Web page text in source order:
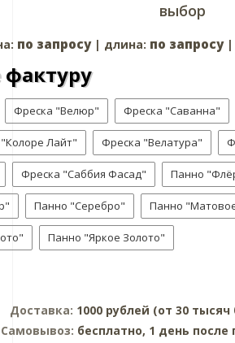
выбор
по запросу| длина: по запросу|
Фреска "Велюр" Фреска "Саванна"
Лайт" Фреска "Велатура"
Фреска "Саббия Фасад" Панно
Панно "Серебро" Панно
Панно "Яркое Золото"
Доставка: 1000 рублей (от 30 тысяч
Самовывоз: бесплатно, 1 день после